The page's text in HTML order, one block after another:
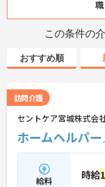
この条件の
おすすめ順
訪問介護
セントケア宮城株式会
ホームヘルパ
給料 時給